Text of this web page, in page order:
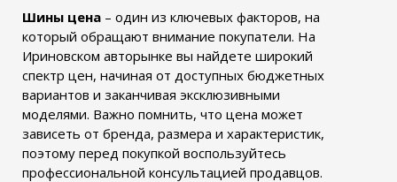
Шины цена – один из ключевых факторов, на
который обращают внимание покупатели. На
Ириновском авторынке вы найдете широкий
спектр цен, начиная от доступных бюджетных
вариантов и заканчивая эксклюзивными
моделями. Важно помнить, что цена может
зависеть от бренда, размера и характеристик,
поэтому перед покупкой воспользуйтесь
профессиональной консультацией продавцов.